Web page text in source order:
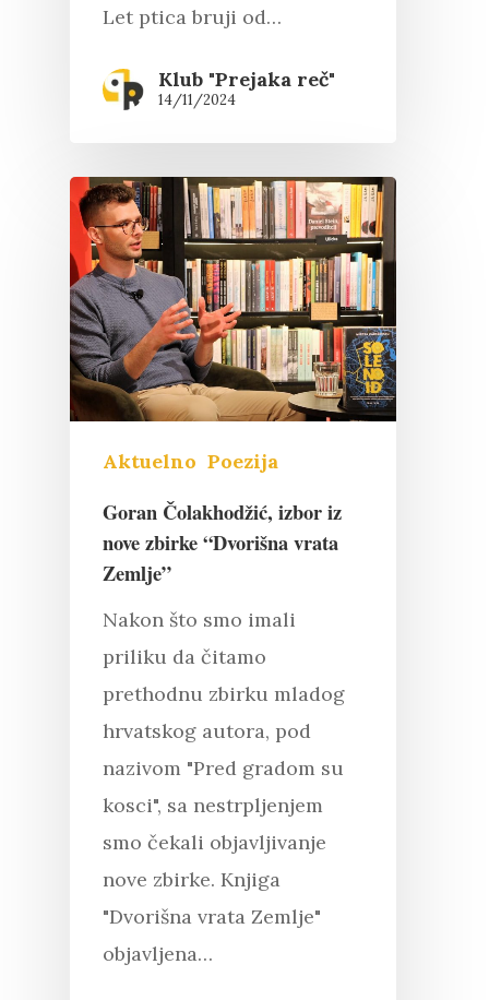
Pritisnite "Enter" da pretražite ili
"Esc" da izađete
Let ptica bruji od…
Klub "Prejaka reč"
14/11/2024
Aktuelno Poezija
Goran Čolakhodžić, izbor iz
nove zbirke “Dvorišna vrata
Zemlje”
Nakon što smo imali
priliku da čitamo
prethodnu zbirku mladog
hrvatskog autora, pod
nazivom "Pred gradom su
kosci", sa nestrpljenjem
smo čekali objavljivanje
nove zbirke. Knjiga
"Dvorišna vrata Zemlje"
objavljena…